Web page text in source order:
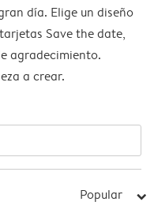
día. Elige un diseño
Save the date,
agradecimiento.
a crear.
Popular arrow_right